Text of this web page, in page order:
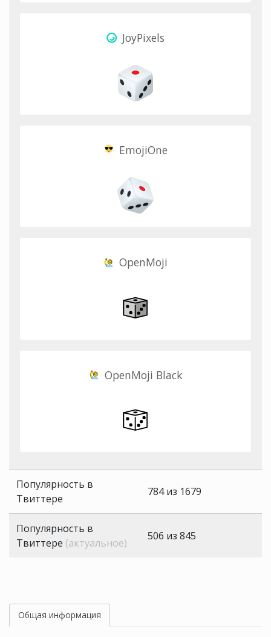
JoyPixels
EmojiOne
OpenMoji
OpenMoji Black
Популярность в
Твиттере
784 из 1679
Популярность в
Твиттере (актуальное)
506 из 845
Общая информация